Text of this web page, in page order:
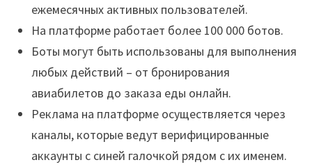
ежемесячных активных пользователей.
На платформе работает более 100 000 ботов.
Боты могут быть использованы для выполнения
любых действий – от бронирования
авиабилетов до заказа еды онлайн.
Реклама на платформе осуществляется через
каналы, которые ведут верифицированные
аккаунты с синей галочкой рядом с их именем.